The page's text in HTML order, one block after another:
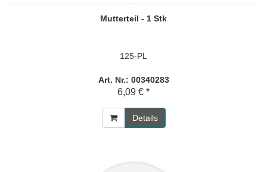
Mutterteil - 1 Stk
125-PL
Art. Nr.: 00340283
6,09 € *
Details